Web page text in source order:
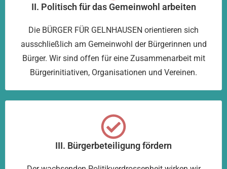
II. Politisch für das Gemeinwohl arbeiten
Die BÜRGER FÜR GELNHAUSEN orientieren sich
ausschließlich am Gemeinwohl der Bürgerinnen und
Bürger. Wir sind offen für eine Zusammenarbeit mit
Bürgerinitiativen, Organisationen und Vereinen.
III. Bürgerbeteiligung fördern